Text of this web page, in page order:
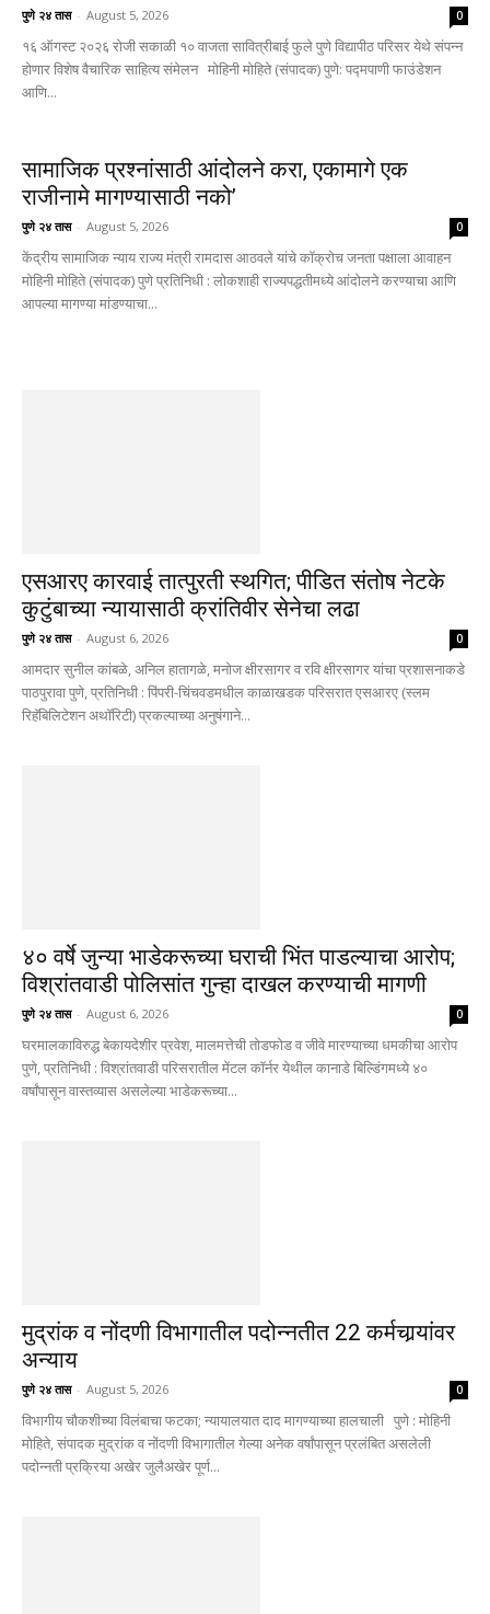
पुणे २४ तास - August 5, 2026 0
१६ ऑगस्ट २०२६ रोजी सकाळी १० वाजता सावित्रीबाई फुले पुणे विद्यापीठ परिसर येथे संपन्न
होणार विशेष वैचारिक साहित्य संमेलन मोहिनी मोहिते (संपादक) पुणे: पद्मपाणी फाउंडेशन
आणि...
सामाजिक प्रश्नांसाठी आंदोलने करा, एकामागे एक
राजीनामे मागण्यासाठी नको’
पुणे २४ तास - August 5, 2026 0
केंद्रीय सामाजिक न्याय राज्य मंत्री रामदास आठवले यांचे कॉक्रोच जनता पक्षाला आवाहन
मोहिनी मोहिते (संपादक) पुणे प्रतिनिधी : लोकशाही राज्यपद्धतीमध्ये आंदोलने करण्याचा आणि
आपल्या मागण्या मांडण्याचा...
एसआरए कारवाई तात्पुरती स्थगित; पीडित संतोष नेटके
कुटुंबाच्या न्यायासाठी क्रांतिवीर सेनेचा लढा
पुणे २४ तास - August 6, 2026 0
आमदार सुनील कांबळे, अनिल हातागळे, मनोज क्षीरसागर व रवि क्षीरसागर यांचा प्रशासनाकडे
पाठपुरावा पुणे, प्रतिनिधी : पिंपरी-चिंचवडमधील काळाखडक परिसरात एसआरए (स्लम
रिहॅबिलिटेशन अथॉरिटी) प्रकल्पाच्या अनुषंगाने...
४० वर्षे जुन्या भाडेकरूच्या घराची भिंत पाडल्याचा आरोप;
विश्रांतवाडी पोलिसांत गुन्हा दाखल करण्याची मागणी
पुणे २४ तास - August 6, 2026 0
घरमालकाविरुद्ध बेकायदेशीर प्रवेश, मालमत्तेची तोडफोड व जीवे मारण्याच्या धमकीचा आरोप
पुणे, प्रतिनिधी : विश्रांतवाडी परिसरातील मेंटल कॉर्नर येथील कानाडे बिल्डिंगमध्ये ४०
वर्षांपासून वास्तव्यास असलेल्या भाडेकरूच्या...
मुद्रांक व नोंदणी विभागातील पदोन्नतीत 22 कर्मचार्‍यांवर
अन्याय
पुणे २४ तास - August 5, 2026 0
विभागीय चौकशीच्या विलंबाचा फटका; न्यायालयात दाद मागण्याच्या हालचाली पुणे : मोहिनी
मोहिते, संपादक मुद्रांक व नोंदणी विभागातील गेल्या अनेक वर्षांपासून प्रलंबित असलेली
पदोन्नती प्रक्रिया अखेर जुलैअखेर पूर्ण...